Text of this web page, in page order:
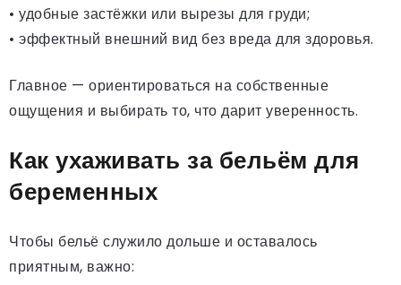
• удобные застёжки или вырезы для груди;
• эффектный внешний вид без вреда для здоровья.
Главное — ориентироваться на собственные
ощущения и выбирать то, что дарит уверенность.
Как ухаживать за бельём для
беременных
Чтобы бельё служило дольше и оставалось
приятным, важно: